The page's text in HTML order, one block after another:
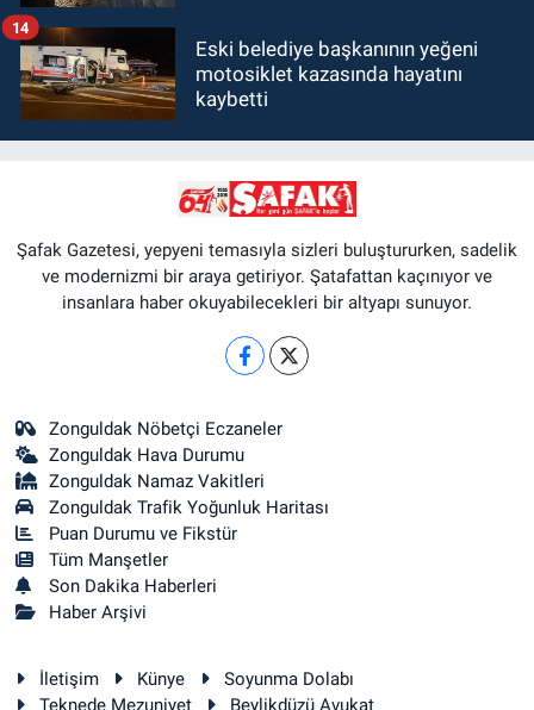
Eski belediye başkanının yeğeni
motosiklet kazasında hayatını
kaybetti
14
Şafak Gazetesi, yepyeni temasıyla sizleri buluştururken, sadelik
ve modernizmi bir araya getiriyor. Şatafattan kaçınıyor ve
insanlara haber okuyabilecekleri bir altyapı sunuyor.
Zonguldak Nöbetçi Eczaneler
Zonguldak Hava Durumu
Zonguldak Namaz Vakitleri
Zonguldak Trafik Yoğunluk Haritası
Puan Durumu ve Fikstür
Tüm Manşetler
Son Dakika Haberleri
Haber Arşivi
İletişim Künye
Soyunma Dolabı
Teknede Mezuniyet
Beylikdüzü Avukat